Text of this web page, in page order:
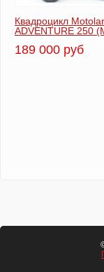
Квадроцикл
ADVENTURE 250
189 000 руб